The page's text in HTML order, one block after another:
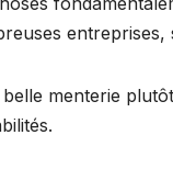
menterie